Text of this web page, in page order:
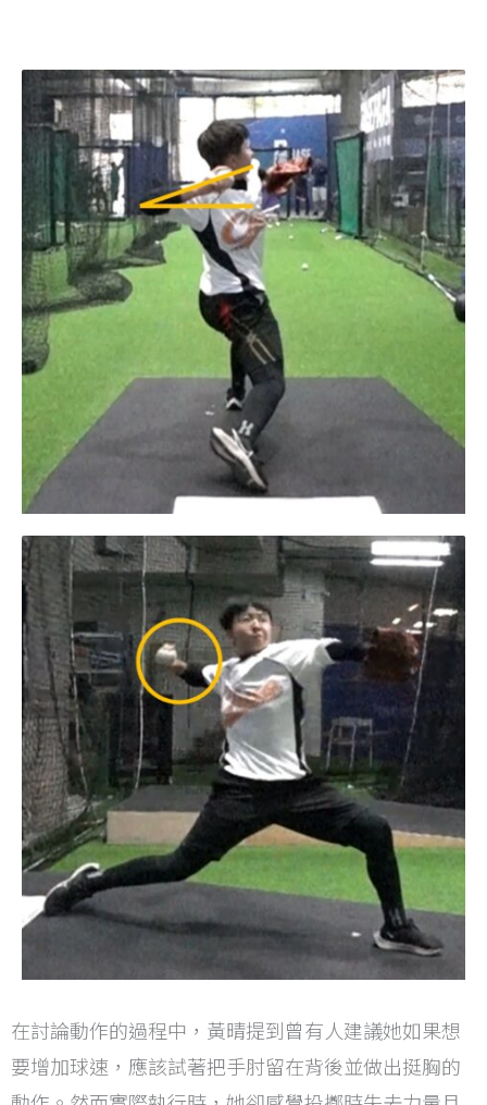
在討論動作的過程中，黃晴提到曾有人建議她如果想
要增加球速，應該試著把手肘留在背後並做出挺胸的